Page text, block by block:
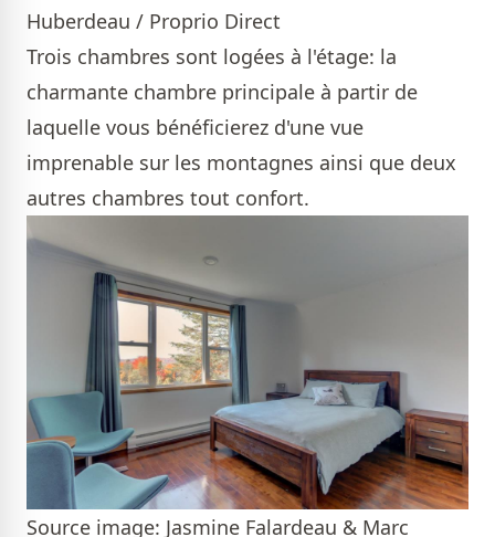
Huberdeau / Proprio Direct
Trois chambres sont logées à l'étage: la
charmante chambre principale à partir de
laquelle vous bénéficierez d'une vue
imprenable sur les montagnes ainsi que deux
autres chambres tout confort.
Source image: Jasmine Falardeau & Marc